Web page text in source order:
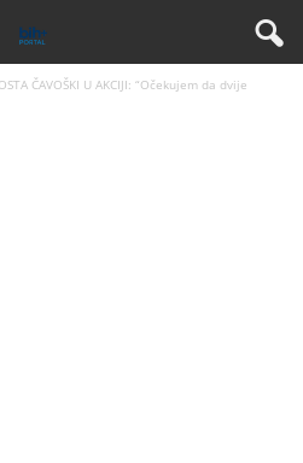
ČAVOŠKI U AKCIJI: “Očekujem da dvije